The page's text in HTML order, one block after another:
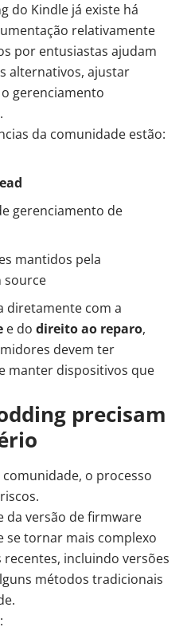
do Kindle já existe há
relativamente
por entusiastas ajudam
alternativos, ajustar
gerenciamento
da comunidade estão:
gerenciamento de
mantidos pela
source
diretamente com a
e do direito ao reparo,
devem ter
manter dispositivos que
precisam
o processo
da versão de firmware
se tornar mais complexo
incluindo versões
métodos tradicionais